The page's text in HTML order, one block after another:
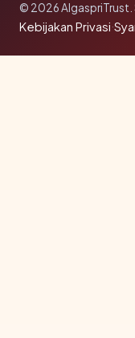
© 2026 AlgaspriTrust.
Kebijakan Privasi·